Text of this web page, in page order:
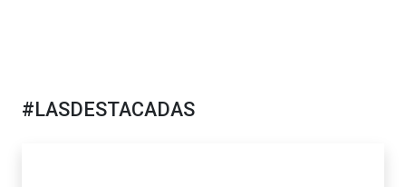
#LASDESTACADAS